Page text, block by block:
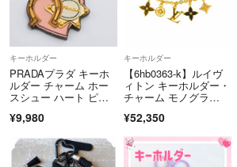
キーホルダー
PRADAプラダ キーホ
ルダー チャーム ホー
スシュー ハート ピン
¥9,980
キーホルダー
【6hb0363-k】ルイヴ
ィトン キーホルダー・
チャーム モノグラ
ンヌスプリングストリ
ド マルチカラー【中
古】レディース
¥52,350